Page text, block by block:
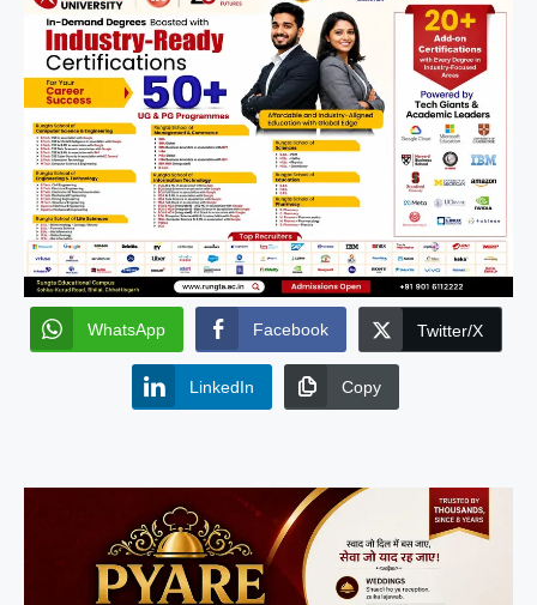
WhatsApp Facebook Twitter/X
LinkedIn Copy